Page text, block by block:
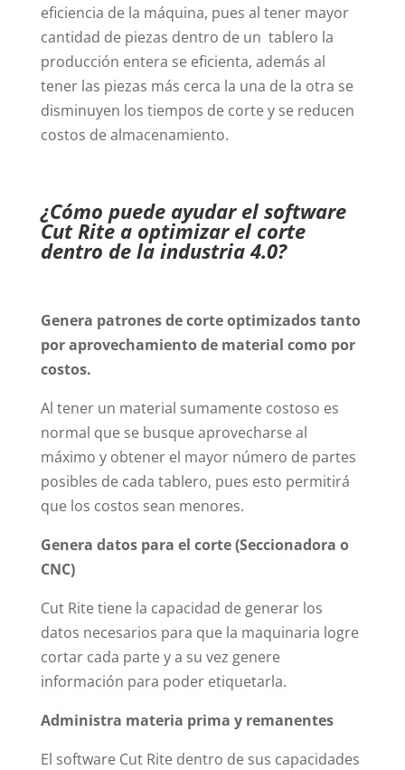
eficiencia de la máquina, pues al tener mayor
cantidad de piezas dentro de un tablero la
producción entera se eficienta, además al
tener las piezas más cerca la una de la otra se
disminuyen los tiempos de corte y se reducen
costos de almacenamiento.
¿Cómo puede ayudar el software
Cut Rite a optimizar el corte
dentro de la industria 4.0?
Genera patrones de corte optimizados tanto
por aprovechamiento de material como por
costos.
Al tener un material sumamente costoso es
normal que se busque aprovecharse al
máximo y obtener el mayor número de partes
posibles de cada tablero, pues esto permitirá
que los costos sean menores.
Genera datos para el corte (Seccionadora o
CNC)
Cut Rite tiene la capacidad de generar los
datos necesarios para que la maquinaria logre
cortar cada parte y a su vez genere
información para poder etiquetarla.
Administra materia prima y remanentes
El software Cut Rite dentro de sus capacidades